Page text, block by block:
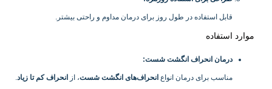
قابل استفاده در طول روز برای درمان مداوم و راحتی بیشتر.
موارد استفاده
درمان انحراف انگشت شست:
مناسب برای درمان انواع انحراف‌های انگشت شست، از انحراف کم تا زیاد.